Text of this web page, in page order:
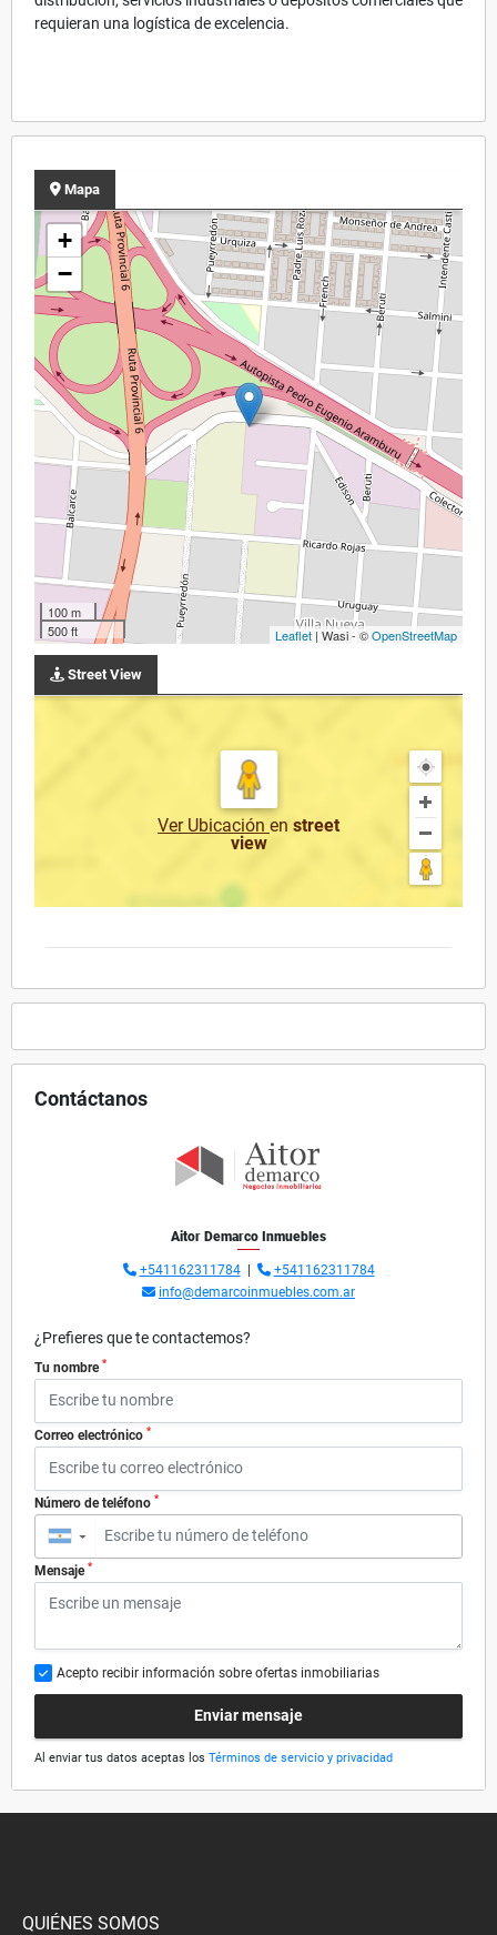
requieran una logística de excelencia.
Mapa
+
−
100 m
500 ft
Leaflet | Wasi - ©OpenStreetMap
Street View
Ver Ubicación en street
view
Contáctanos
Aitor Demarco Inmuebles
+541162311784|
+541162311784
info@demarcoinmuebles.com.ar
¿Prefieres que te contactemos?
Tu nombre *
Correo electrónico *
Número de teléfono *
▼
Mensaje *
Acepto recibir información sobre ofertas inmobiliarias
Enviar mensaje
Al enviar tus datos aceptas los Términos de servicio y privacidad
QUIÉNES SOMOS